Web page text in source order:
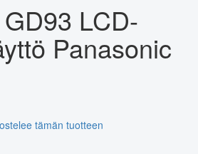
LCD-
Panasonic
tämän tuotteen